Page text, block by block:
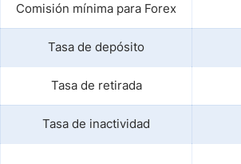
Comisión mínima para Forex
Tasa de depósito
Tasa de retirada
Tasa de inactividad